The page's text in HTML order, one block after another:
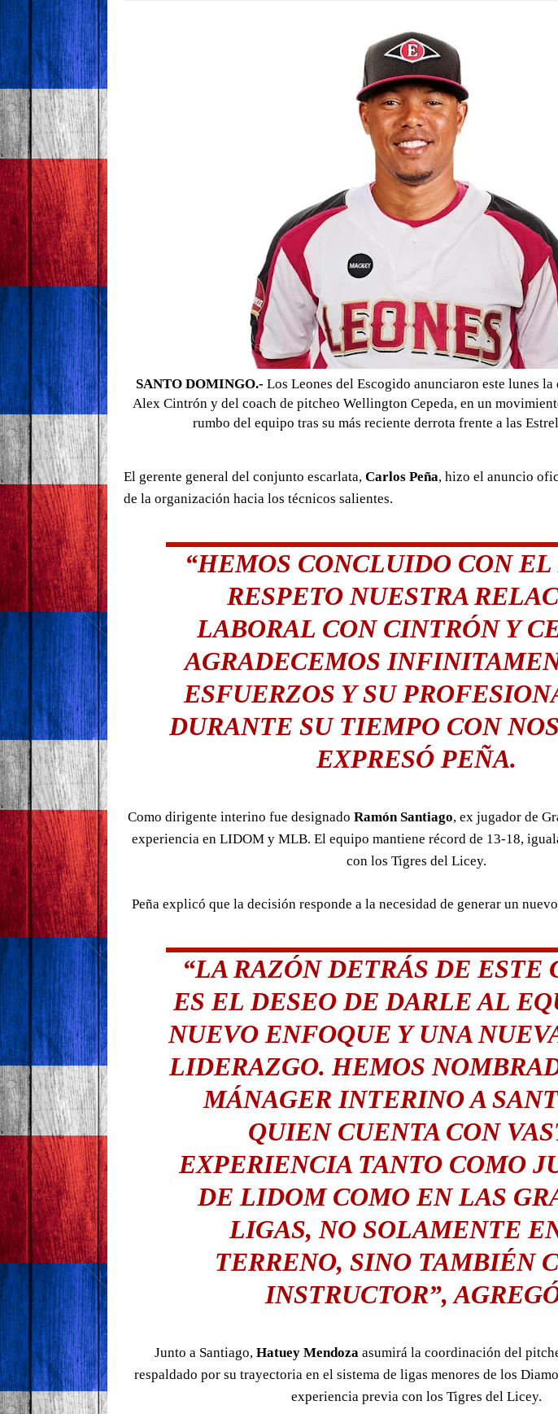
SANTO DOMINGO.- Los Leones del Escogido anunciaron este lunes
Alex Cintrón y del coach de pitcheo Wellington Cepeda, en un
rumbo del equipo tras su más reciente derrota frente a las
El gerente general del conjunto escarlata, Carlos Peña, hizo el anuncio
de la organización hacia los técnicos salientes.
“HEMOS CONCLUIDO CON EL
RESPETO NUESTRA
LABORAL CON CINTRÓN Y
AGRADECEMOS
ESFUERZOS Y SU
DURANTE SU TIEMPO CON
EXPRESÓ PEÑA.
Como dirigente interino fue designado Ramón Santiago, ex jugador de
experiencia en LIDOM y MLB. El equipo mantiene récord de 13-18,
con los Tigres del Licey.
Peña explicó que la decisión responde a la necesidad de generar un
“LA RAZÓN DETRÁS DE ESTE
ES EL DESEO DE DARLE AL
NUEVO ENFOQUE Y UNA
LIDERAZGO. HEMOS
MÁNAGER INTERINO A
QUIEN CUENTA CON
EXPERIENCIA TANTO COMO
DE LIDOM COMO EN LAS
LIGAS, NO SOLAMENTE
TERRENO, SINO TAMBIÉN
INSTRUCTOR”,
Junto a Santiago, Hatuey Mendozaasumirá la coordinación del
respaldado por su trayectoria en el sistema de ligas menores de los
experiencia previa con los Tigres del Licey.